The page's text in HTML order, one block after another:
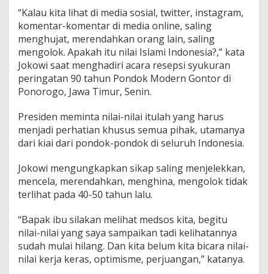
n
g
n
y
a
N
i
l
i
-
N
i
a
i
e
I
n
d
o
n
“Kalau kita lihat di media sosial, twitter, instagram,
komentar-komentar di media online, saling
menghujat, merendahkan orang lain, saling
mengolok. Apakah itu nilai Islami Indonesia?,” kata
Jokowi saat menghadiri acara resepsi syukuran
peringatan 90 tahun Pondok Modern Gontor di
Ponorogo, Jawa Timur, Senin.
Presiden meminta nilai-nilai itulah yang harus
menjadi perhatian khusus semua pihak, utamanya
dari kiai dari pondok-pondok di seluruh Indonesia.
Jokowi mengungkapkan sikap saling menjelekkan,
mencela, merendahkan, menghina, mengolok tidak
terlihat pada 40-50 tahun lalu.
“Bapak ibu silakan melihat medsos kita, begitu
nilai-nilai yang saya sampaikan tadi kelihatannya
sudah mulai hilang. Dan kita belum kita bicara nilai-
nilai kerja keras, optimisme, perjuangan,” katanya.